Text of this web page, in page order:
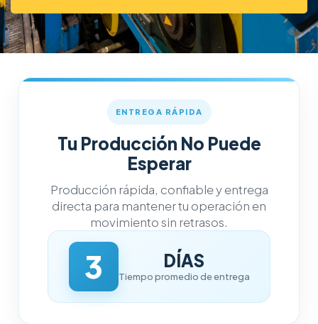
ENTREGA RÁPIDA
Tu Producción No Puede
Esperar
Producción rápida, confiable y entrega
directa para mantener tu operación en
movimiento sin retrasos.
3 DÍAS
Tiempo promedio de entrega